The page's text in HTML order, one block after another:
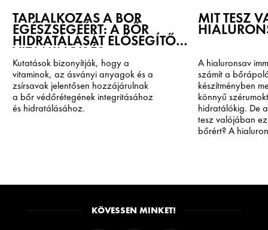
TÁPLÁLKOZÁS A BŐR
EGÉSZSÉGÉÉRT: A BŐR
HIDRATÁLÁSÁT ELŐSEGÍTŐ
VITAMINOK ÉS
ÉLELMISZEREK
Kutatások bizonyítják, hogy a
vitaminok, az ásványi anyagok és a
zsírsavak jelentősen hozzájárulnak
a bőr védőrétegének integritásához
és hidratálásához.
MIT TESZ
A hialuronsav
számít a
készítményben
könnyű
hidratálókig. De
tesz valójában
bőrért? A
bőre egyedi
KÖVESSEN MINKET!